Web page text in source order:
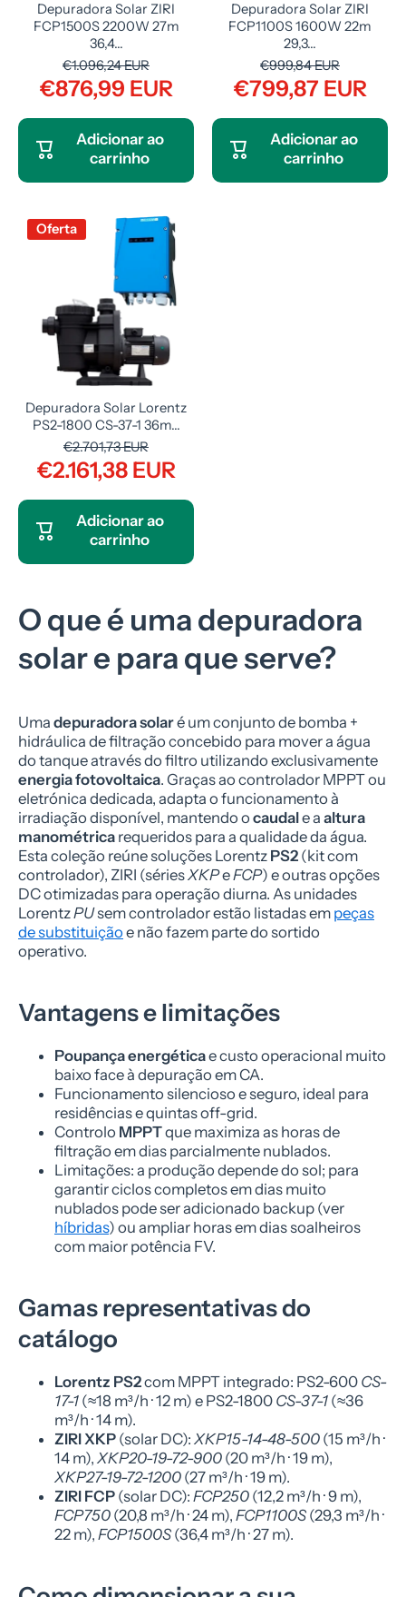
Depuradora Solar ZIRI
FCP1500S 2200W 27m
36,4...
€1.096,24 EUR
€876,99 EUR
Adicionar ao
carrinho
Depuradora Solar ZIRI
FCP1100S 1600W 22m
29,3...
€999,84 EUR
€799,87 EUR
Adicionar ao
carrinho
Oferta
Depuradora Solar Lorentz
PS2-1800 CS-37-1 36m...
€2.701,73 EUR
€2.161,38 EUR
Adicionar ao
carrinho
O que é uma depuradora
solar e para que serve?
Uma depuradora solaré um conjunto de bomba +
hidráulica de filtração concebido para mover a água
do tanque através do filtro utilizando exclusivamente
energia fotovoltaica. Graças ao controlador MPPT ou
eletrónica dedicada, adapta o funcionamento à
irradiação disponível, mantendo o caudale a altura
manométrica requeridos para a qualidade da água.
Esta coleção reúne soluções Lorentz PS2 (kit com
controlador), ZIRI (sériesXKPeFCP) e outras opções
DC otimizadas para operação diurna. As unidades
LorentzPUsem controlador estão listadas em peças
de substituição e não fazem parte do sortido
operativo.
Vantagens e limitações
Poupança energéticae custo operacional muito
baixo face à depuração em CA.
Funcionamento silencioso e seguro, ideal para
residências e quintas off-grid.
Controlo MPPTque maximiza as horas de
filtração em dias parcialmente nublados.
Limitações: a produção depende do sol; para
garantir ciclos completos em dias muito
nublados pode ser adicionado backup (ver
híbridas) ou ampliar horas em dias soalheiros
com maior potência FV.
Gamas representativas do
catálogo
Lorentz PS2com MPPT integrado: PS2-600 CS-
17-1 (≈18 m³/h · 12 m) e PS2-1800 CS-37-1 (≈36
m³/h · 14 m).
ZIRI XKP (solar DC): XKP15-14-48-500 (15 m³/h ·
14 m), XKP20-19-72-900 (20 m³/h · 19 m),
XKP27-19-72-1200 (27 m³/h · 19 m).
ZIRI FCP (solar DC): FCP250 (12,2 m³/h · 9 m),
FCP750 (20,8 m³/h · 24 m), FCP1100S (29,3 m³/h ·
22 m), FCP1500S (36,4 m³/h · 27 m).